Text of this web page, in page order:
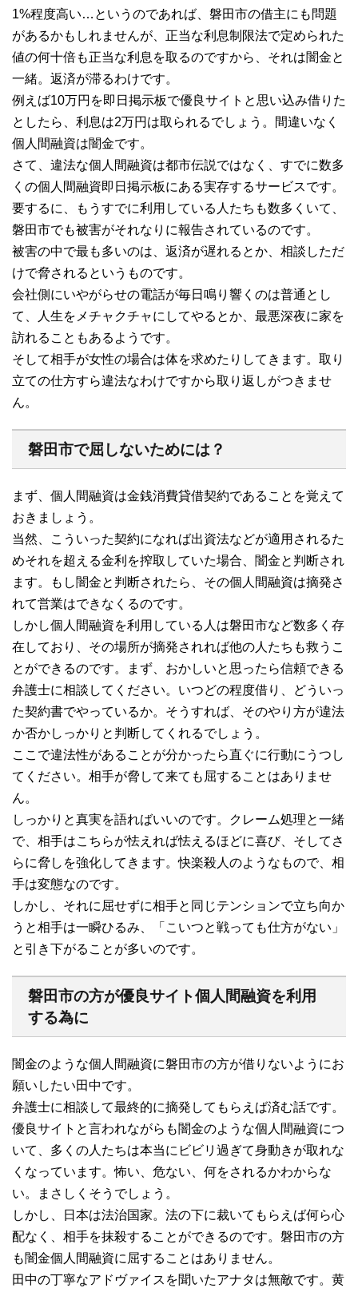
1%程度高い…というのであれば、磐田市の借主にも問題
があるかもしれませんが、正当な利息制限法で定められた
値の何十倍も正当な利息を取るのですから、それは闇金と
一緒。返済が滞るわけです。
例えば10万円を即日掲示板で優良サイトと思い込み借りた
としたら、利息は2万円は取られるでしょう。間違いなく
個人間融資は闇金です。
さて、違法な個人間融資は都市伝説ではなく、すでに数多
くの個人間融資即日掲示板にある実存するサービスです。
要するに、もうすでに利用している人たちも数多くいて、
磐田市でも被害がそれなりに報告されているのです。
被害の中で最も多いのは、返済が遅れるとか、相談しただ
けで脅されるというものです。
会社側にいやがらせの電話が毎日鳴り響くのは普通とし
て、人生をメチャクチャにしてやるとか、最悪深夜に家を
訪れることもあるようです。
そして相手が女性の場合は体を求めたりしてきます。取り
立ての仕方すら違法なわけですから取り返しがつきませ
ん。
磐田市で屈しないためには？
まず、個人間融資は金銭消費貸借契約であることを覚えて
おきましょう。
当然、こういった契約になれば出資法などが適用されるた
めそれを超える金利を搾取していた場合、闇金と判断され
ます。もし闇金と判断されたら、その個人間融資は摘発さ
れて営業はできなくるのです。
しかし個人間融資を利用している人は磐田市など数多く存
在しており、その場所が摘発されれば他の人たちも救うこ
とができるのです。まず、おかしいと思ったら信頼できる
弁護士に相談してください。いつどの程度借り、どういっ
た契約書でやっているか。そうすれば、そのやり方が違法
か否かしっかりと判断してくれるでしょう。
ここで違法性があることが分かったら直ぐに行動にうつし
てください。相手が脅して来ても屈することはありませ
ん。
しっかりと真実を語ればいいのです。クレーム処理と一緒
で、相手はこちらが怯えれば怯えるほどに喜び、そしてさ
らに脅しを強化してきます。快楽殺人のようなもので、相
手は変態なのです。
しかし、それに屈せずに相手と同じテンションで立ち向か
うと相手は一瞬ひるみ、「こいつと戦っても仕方がない」
と引き下がることが多いのです。
磐田市の方が優良サイト個人間融資を利用
する為に
闇金のような個人間融資に磐田市の方が借りないようにお
願いしたい田中です。
弁護士に相談して最終的に摘発してもらえば済む話です。
優良サイトと言われながらも闇金のような個人間融資につ
いて、多くの人たちは本当にビビリ過ぎて身動きが取れな
くなっています。怖い、危ない、何をされるかわからな
い。まさしくそうでしょう。
しかし、日本は法治国家。法の下に裁いてもらえば何ら心
配なく、相手を抹殺することができるのです。磐田市の方
も闇金個人間融資に屈することはありません。
田中の丁寧なアドヴァイスを聞いたアナタは無敵です。黄